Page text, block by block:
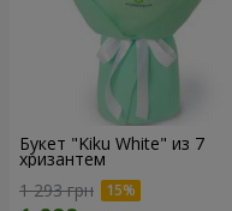
Букет "Kiku White" из 7
хризантем
1 293 грн